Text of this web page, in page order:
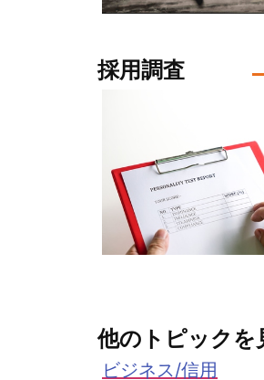
採用調査
他のトピックを
ビジネス/信用